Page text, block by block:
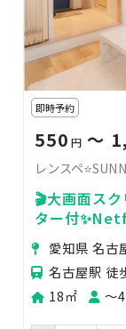
即時予約
550 円 〜
レンスペ
🎬大画面ス
ター付
会、誕生日
愛知県 名古
名古屋駅 徒
18㎡
〜